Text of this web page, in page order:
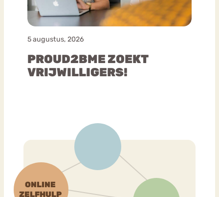
5 augustus, 2026
PROUD2BME ZOEKT
VRIJWILLIGERS!